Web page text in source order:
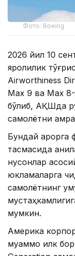
Фото: Boeing
2026 йил 10
яроқлилик
Airworthiness
Max 9 ва Max 8-
бўлиб, АҚШда
самолётни
Бундай
тасмасида
нуқсонлар
юкламаларга
самолётнинг
мумкин.
Америка
муаммо илк